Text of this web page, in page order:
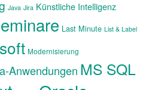
Java Jira Künstliche Intelligenz
Last Minute List & Label
Modernisierung
Anwendungen MS SQL